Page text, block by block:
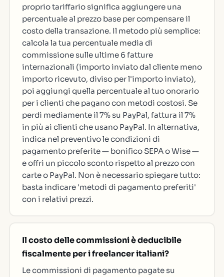
proprio tariffario significa aggiungere una
percentuale al prezzo base per compensare il
costo della transazione. Il metodo più semplice:
calcola la tua percentuale media di
commissione sulle ultime 6 fatture
internazionali (importo inviato dal cliente meno
importo ricevuto, diviso per l'importo inviato),
poi aggiungi quella percentuale al tuo onorario
per i clienti che pagano con metodi costosi. Se
perdi mediamente il 7% su PayPal, fattura il 7%
in più ai clienti che usano PayPal. In alternativa,
indica nel preventivo le condizioni di
pagamento preferite — bonifico SEPA o Wise —
e offri un piccolo sconto rispetto al prezzo con
carte o PayPal. Non è necessario spiegare tutto:
basta indicare 'metodi di pagamento preferiti'
con i relativi prezzi.
Il costo delle commissioni è deducibile
fiscalmente per i freelancer italiani?
Le commissioni di pagamento pagate su